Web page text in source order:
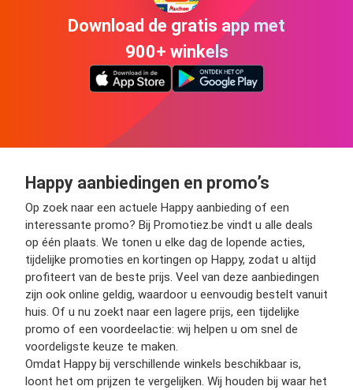
Download de gratis app met
900+ winkels
Happy aanbiedingen en promo’s
Op zoek naar een actuele Happy aanbieding of een
interessante promo? Bij Promotiez.be vindt u alle deals
op één plaats. We tonen u elke dag de lopende acties,
tijdelijke promoties en kortingen op Happy, zodat u altijd
profiteert van de beste prijs. Veel van deze aanbiedingen
zijn ook online geldig, waardoor u eenvoudig bestelt vanuit
huis. Of u nu zoekt naar een lagere prijs, een tijdelijke
promo of een voordeelactie: wij helpen u om snel de
voordeligste keuze te maken.
Omdat Happy bij verschillende winkels beschikbaar is,
loont het om prijzen te vergelijken. Wij houden bij waar het